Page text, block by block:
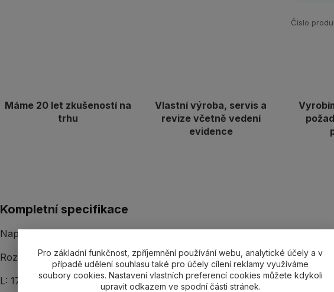
Číslo
Máme 20 let zkušeností na
trhu
Vlastní výroba, servis a
revize včetně vedení
evidence
Kompletní specifikace
Napínací ráčna CRSVKH6 se zkracovacími háky s pojistkou - 2200 daN,
Rozměry:
L: 170 mm
Pro základní funkčnost, zpříjemnění používání webu, analytické účely a v
případě udělení souhlasu také pro účely cílení reklamy využíváme
soubory cookies. Nastavení vlastních preferencí cookies můžete kdykoli
upravit odkazem ve spodní části stránek.